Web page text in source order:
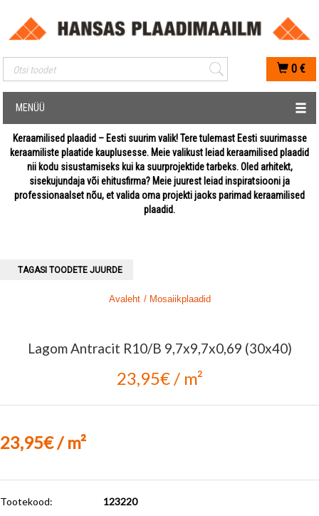
Mobiilis otsimise sisestus
0 €
MENÜÜ
Keraamilised plaadid – Eesti suurim valik! Tere tulemast Eesti suurimasse
keraamiliste plaatide kauplusesse. Meie valikust leiad keraamilised plaadid
nii kodu sisustamiseks kui ka suurprojektide tarbeks. Oled arhitekt,
sisekujundaja või ehitusfirma? Meie juurest leiad inspiratsiooni ja
professionaalset nõu, et valida oma projekti jaoks parimad keraamilised
plaadid.
TAGASI TOODETE JUURDE
Avaleht / Mosaiikplaadid
Lagom Antracit R10/B 9,7x9,7x0,69 (30x40)
23,95€ / m²
23,95€ / m²
Tootekood:
123220